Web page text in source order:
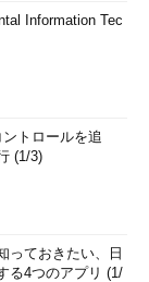
Information Tec
トロールを追
(1/3)
っておきたい、日
る4つのアプリ (1/